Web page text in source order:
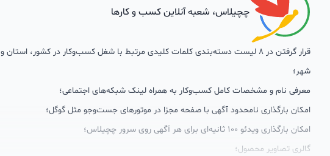
چچیلاس، شعبه آنلاین کسب و کارها
قرار گرفتن در 8 لیست دسته‌بندی کلمات کلیدی مرتبط با شغل کسب‌وکار در کشور، استان و
شهر؛
معرفی نام و مشخصات کامل کسب‌وکار به همراه لینک شبکه‌های اجتماعی؛
امکان بارگذاری نامحدود آگهی با صفحه مجزا در موتورهای جست‌وجو مثل گوگل؛
امکان بارگذاری ویدئو 100 ثانیه‌ای برای هر آگهی روی سرور چچیلاس؛
گالری تصاویر محصول؛